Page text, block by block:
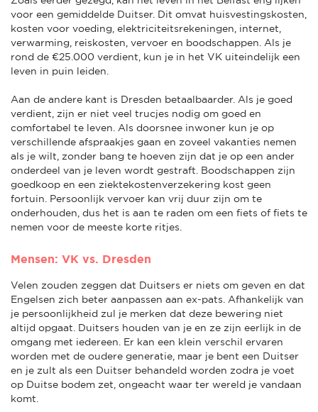
voor een gemiddelde Duitser. Dit omvat huisvestingskosten,
kosten voor voeding, elektriciteitsrekeningen, internet,
verwarming, reiskosten, vervoer en boodschappen. Als je
rond de €25.000 verdient, kun je in het VK uiteindelijk een
leven in puin leiden.
Aan de andere kant is Dresden betaalbaarder. Als je goed
verdient, zijn er niet veel trucjes nodig om goed en
comfortabel te leven. Als doorsnee inwoner kun je op
verschillende afspraakjes gaan en zoveel vakanties nemen
als je wilt, zonder bang te hoeven zijn dat je op een ander
onderdeel van je leven wordt gestraft. Boodschappen zijn
goedkoop en een ziektekostenverzekering kost geen
fortuin. Persoonlijk vervoer kan vrij duur zijn om te
onderhouden, dus het is aan te raden om een fiets of fiets te
nemen voor de meeste korte ritjes.
Mensen: VK vs. Dresden
Velen zouden zeggen dat Duitsers er niets om geven en dat
Engelsen zich beter aanpassen aan ex-pats. Afhankelijk van
je persoonlijkheid zul je merken dat deze bewering niet
altijd opgaat. Duitsers houden van je en ze zijn eerlijk in de
omgang met iedereen. Er kan een klein verschil ervaren
worden met de oudere generatie, maar je bent een Duitser
en je zult als een Duitser behandeld worden zodra je voet
op Duitse bodem zet, ongeacht waar ter wereld je vandaan
komt.